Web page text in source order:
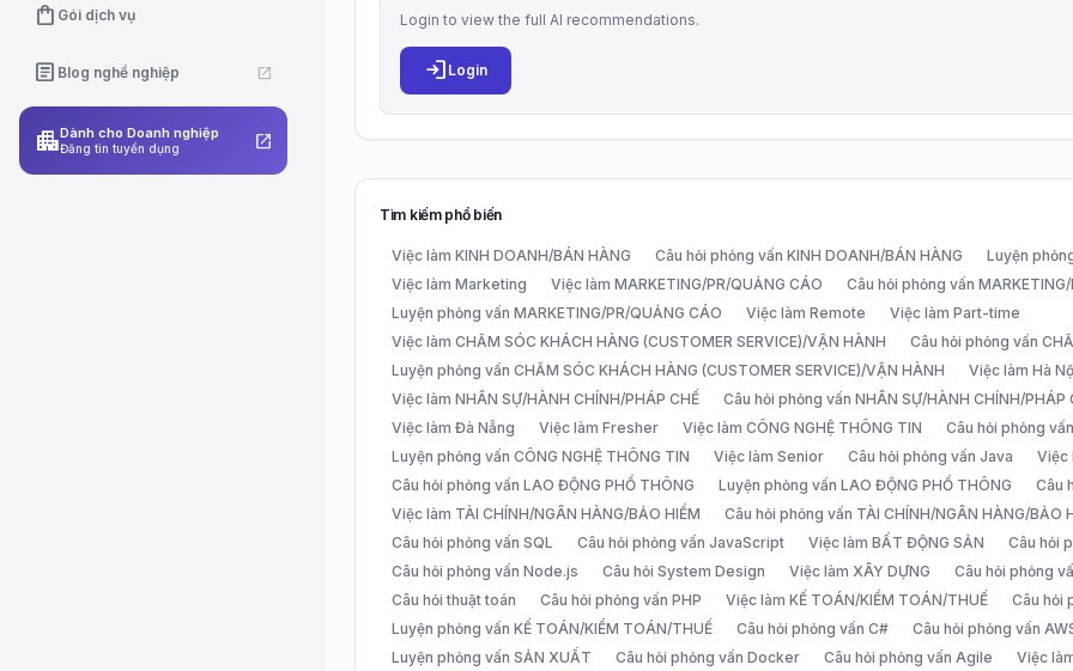
shopping_bag Gói dịch vụ
article Blog nghề nghiệp open_in_new
apartmentDành cho Doanh nghiệp
Đăng tin tuyển dụng open_in_new
Login to view the full AI recommendations.
login Login
Tìm kiếm phổ biến
Việc làm KINH DOANH/BÁN HÀNG Câu hỏi phỏng vấn KINH DOANH/BÁN HÀNG Luyện
Việc làm Marketing
Việc làm MARKETING/PR/QUẢNG CÁO
Câu hỏi phỏng vấn
Luyện phỏng vấn MARKETING/PR/QUẢNG CÁO
Việc làm Remote
Việc làm Part-time
Việc làm CHĂM SÓC KHÁCH HÀNG (CUSTOMER SERVICE)/VẬN HÀNH
Câu hỏi phỏng vấn
Luyện phỏng vấn CHĂM SÓC KHÁCH HÀNG (CUSTOMER SERVICE)/VẬN HÀNH
Việc làm Hà
Việc làm NHÂN SỰ/HÀNH CHÍNH/PHÁP CHẾ
Câu hỏi phỏng vấn NHÂN SỰ/HÀNH CHÍNH/PHÁP
Việc làm Đà Nẵng
Việc làm Fresher Việc làm CÔNG NGHỆ THÔNG TIN
Câu hỏi phỏng
Luyện phỏng vấn CÔNG NGHỆ THÔNG TIN
Việc làm Senior Câu hỏi phỏng vấn Java
Việc
Câu hỏi phỏng vấn LAO ĐỘNG PHỔ THÔNG
Luyện phỏng vấn LAO ĐỘNG PHỔ THÔNG Câu
Việc làm TÀI CHÍNH/NGÂN HÀNG/BẢO HIỂM
Câu hỏi phỏng vấn TÀI CHÍNH/NGÂN HÀNG/BẢO
Câu hỏi phỏng vấn SQL
Câu hỏi phỏng vấn JavaScript Việc làm BẤT ĐỘNG SẢN Câu hỏi
Câu hỏi phỏng vấn Node.js
Câu hỏi System Design Việc làm XÂY DỰNG Câu hỏi phỏng
Câu hỏi thuật toán
Câu hỏi phỏng vấn PHP Việc làm KẾ TOÁN/KIỂM TOÁN/THUẾ
Câu hỏi
Luyện phỏng vấn KẾ TOÁN/KIỂM TOÁN/THUẾ
Câu hỏi phỏng vấn C# Câu hỏi phỏng vấn
Luyện phỏng vấn SẢN XUẤT
Câu hỏi phỏng vấn Docker Câu hỏi phỏng vấn Agile Việc